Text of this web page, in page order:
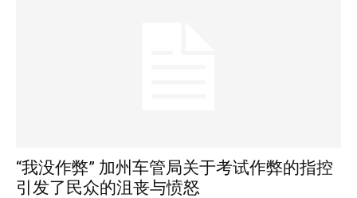
“我没作弊” 加州车管局关于考试作弊的指控
引发了民众的沮丧与愤怒